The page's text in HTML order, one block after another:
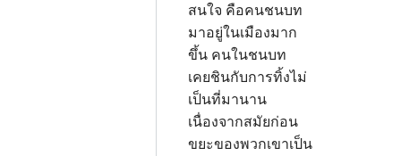
สนใจ คือคนชนบท
มาอยู่ในเมืองมาก
ขึ้น คนในชนบท
เคยชินกับการทิ้งไม่
เป็นที่มานาน
เนื่องจากสมัยก่อน
ขยะของพวกเขาเป็น